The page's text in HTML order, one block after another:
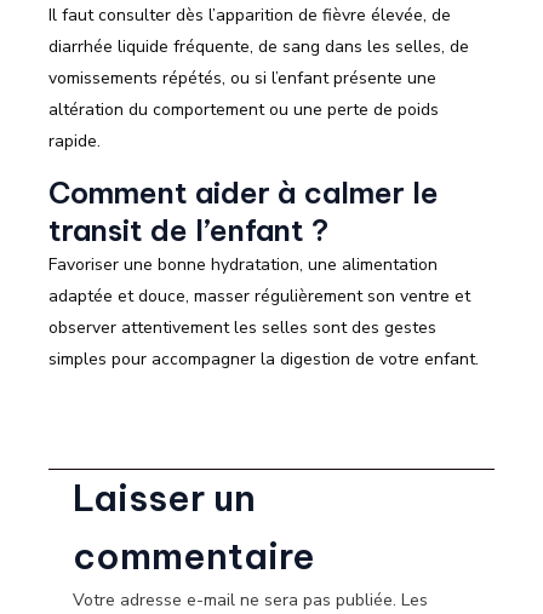
Il faut consulter dès l’apparition de fièvre élevée, de
diarrhée liquide fréquente, de sang dans les selles, de
vomissements répétés, ou si l’enfant présente une
altération du comportement ou une perte de poids
rapide.
Comment aider à calmer le
transit de l’enfant ?
Favoriser une bonne hydratation, une alimentation
adaptée et douce, masser régulièrement son ventre et
observer attentivement les selles sont des gestes
simples pour accompagner la digestion de votre enfant.
Laisser un
commentaire
Votre adresse e-mail ne sera pas publiée. Les